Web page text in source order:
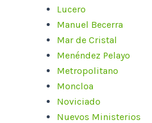
Lucero
Manuel Becerra
Mar de Cristal
Menéndez Pelayo
Metropolitano
Moncloa
Noviciado
Nuevos Ministerios